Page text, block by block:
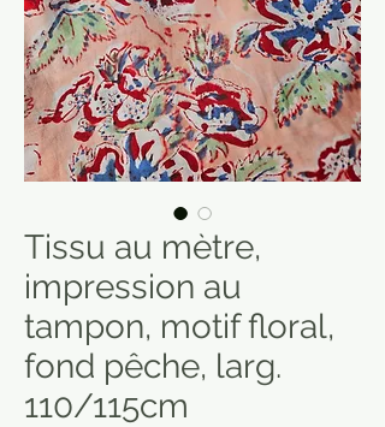
Tissu au mètre,
impression au
tampon, motif floral,
fond pêche, larg.
110/115cm